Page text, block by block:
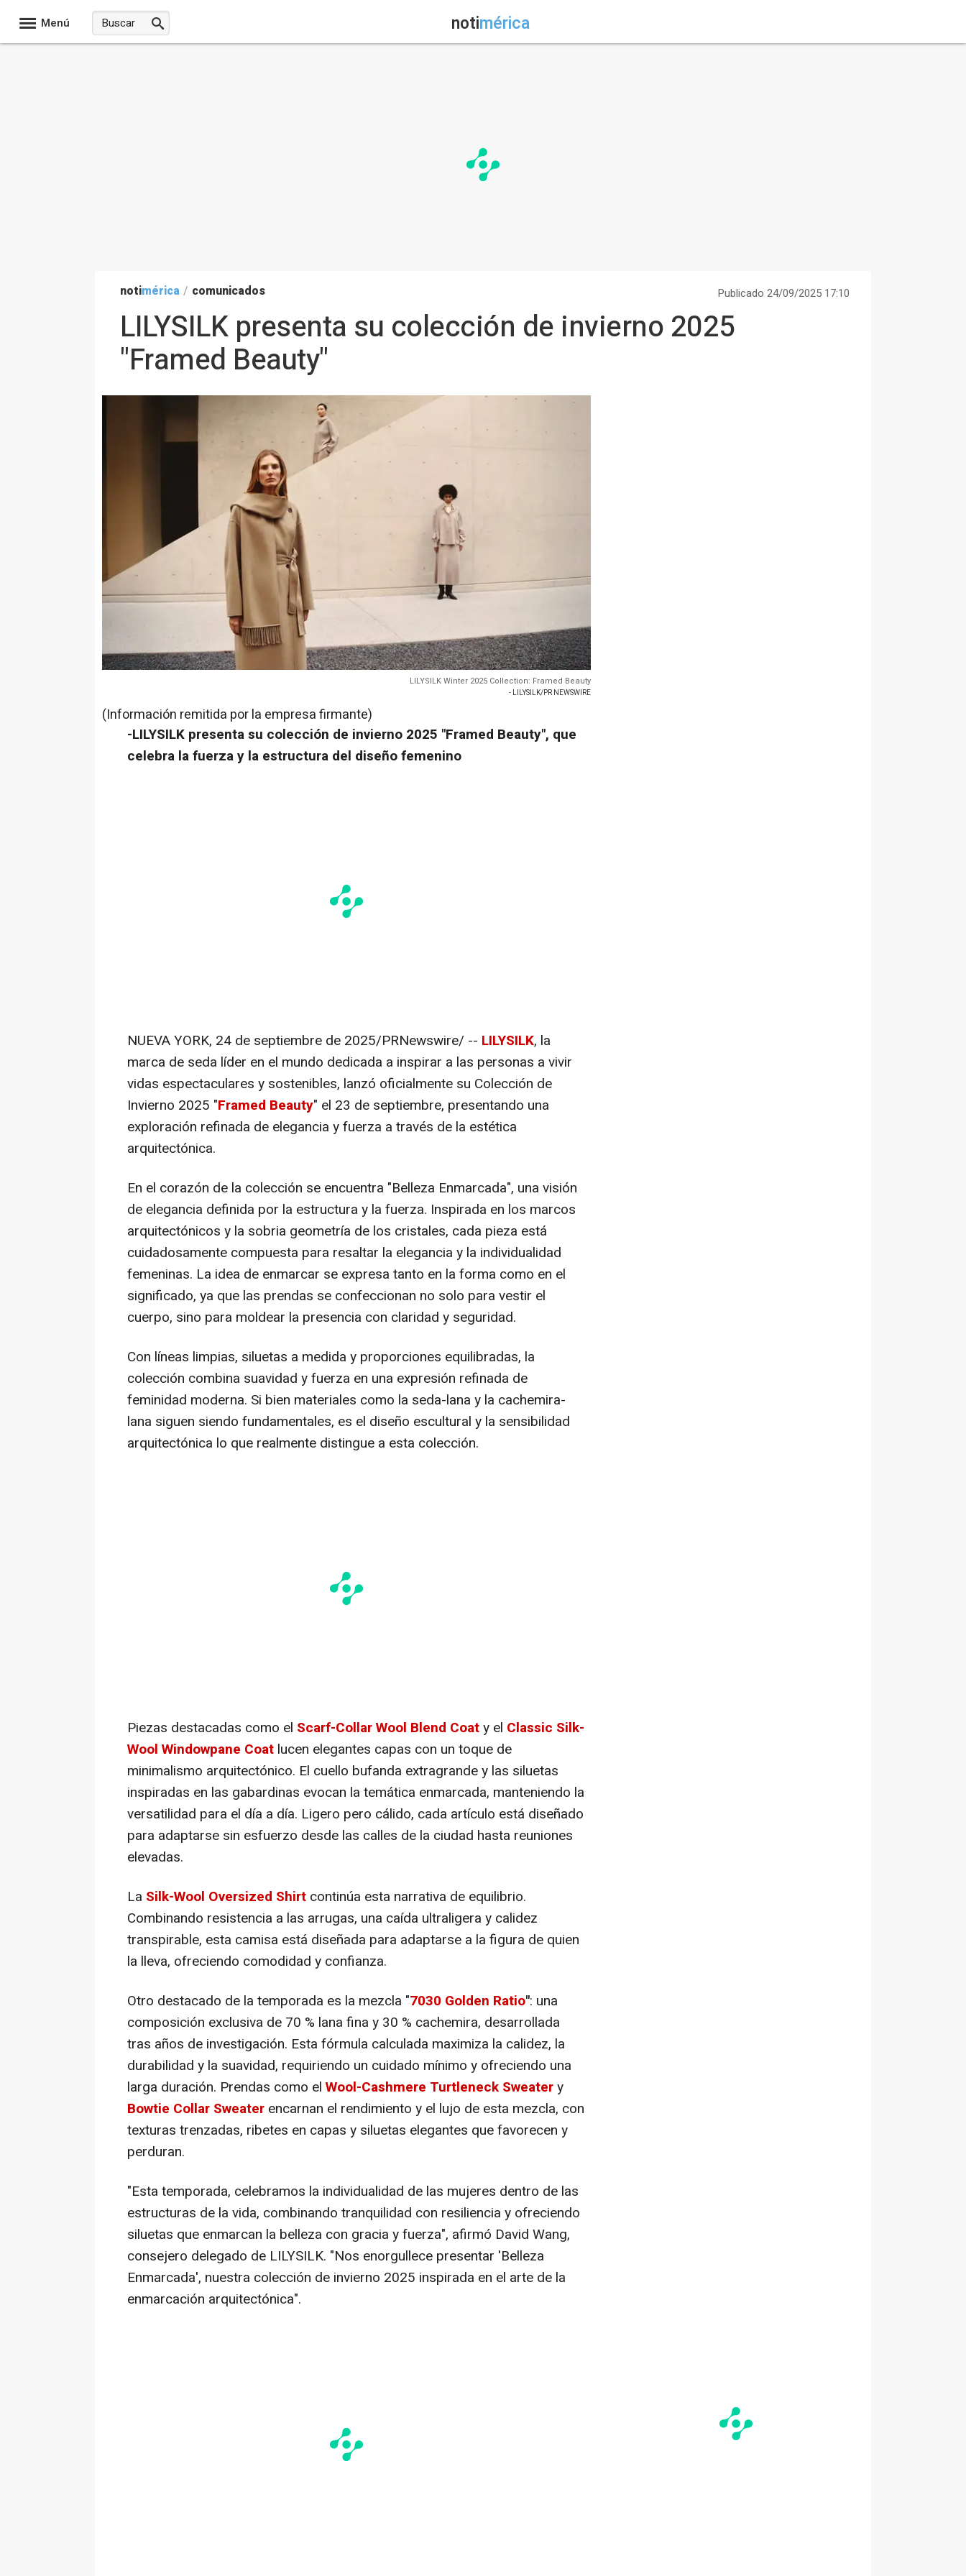
Menú notimérica
notimérica / comunicados Publicado 24/09/2025 17:10
LILYSILK presenta su colección de invierno 2025
"Framed Beauty"
LILYSILK Winter 2025 Collection: Framed Beauty
- LILYSILK/PR NEWSWIRE
(Información remitida por la empresa firmante)
-LILYSILK presenta su colección de invierno 2025 "Framed Beauty", que
celebra la fuerza y la estructura del diseño femenino
NUEVA YORK, 24 de septiembre de 2025/PRNewswire/ -- LILYSILK, la
marca de seda líder en el mundo dedicada a inspirar a las personas a vivir
vidas espectaculares y sostenibles, lanzó oficialmente su Colección de
Invierno 2025 "Framed Beauty" el 23 de septiembre, presentando una
exploración refinada de elegancia y fuerza a través de la estética
arquitectónica.
En el corazón de la colección se encuentra "Belleza Enmarcada", una visión
de elegancia definida por la estructura y la fuerza. Inspirada en los marcos
arquitectónicos y la sobria geometría de los cristales, cada pieza está
cuidadosamente compuesta para resaltar la elegancia y la individualidad
femeninas. La idea de enmarcar se expresa tanto en la forma como en el
significado, ya que las prendas se confeccionan no solo para vestir el
cuerpo, sino para moldear la presencia con claridad y seguridad.
Con líneas limpias, siluetas a medida y proporciones equilibradas, la
colección combina suavidad y fuerza en una expresión refinada de
feminidad moderna. Si bien materiales como la seda-lana y la cachemira-
lana siguen siendo fundamentales, es el diseño escultural y la sensibilidad
arquitectónica lo que realmente distingue a esta colección.
Piezas destacadas como el Scarf-Collar Wool Blend Coaty el Classic Silk-
Wool Windowpane Coat lucen elegantes capas con un toque de
minimalismo arquitectónico. El cuello bufanda extragrande y las siluetas
inspiradas en las gabardinas evocan la temática enmarcada, manteniendo la
versatilidad para el día a día. Ligero pero cálido, cada artículo está diseñado
para adaptarse sin esfuerzo desde las calles de la ciudad hasta reuniones
elevadas.
La Silk-Wool Oversized Shirt continúa esta narrativa de equilibrio.
Combinando resistencia a las arrugas, una caída ultraligera y calidez
transpirable, esta camisa está diseñada para adaptarse a la figura de quien
la lleva, ofreciendo comodidad y confianza.
Otro destacado de la temporada es la mezcla "7030 Golden Ratio": una
composición exclusiva de 70 % lana fina y 30 % cachemira, desarrollada
tras años de investigación. Esta fórmula calculada maximiza la calidez, la
durabilidad y la suavidad, requiriendo un cuidado mínimo y ofreciendo una
larga duración. Prendas como el Wool-Cashmere Turtleneck Sweatery
Bowtie Collar Sweater encarnan el rendimiento y el lujo de esta mezcla, con
texturas trenzadas, ribetes en capas y siluetas elegantes que favorecen y
perduran.
"Esta temporada, celebramos la individualidad de las mujeres dentro de las
estructuras de la vida, combinando tranquilidad con resiliencia y ofreciendo
siluetas que enmarcan la belleza con gracia y fuerza", afirmó David Wang,
consejero delegado de LILYSILK. "Nos enorgullece presentar 'Belleza
Enmarcada', nuestra colección de invierno 2025 inspirada en el arte de la
enmarcación arquitectónica".